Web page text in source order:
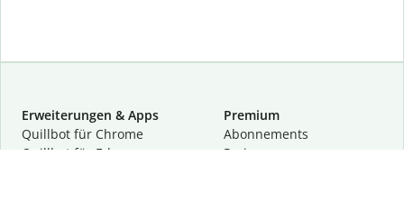
Erweiterungen & Apps
Quillbot für Chrome
Quillbot für Edge
Premium
Abon­ne­ments
Preise